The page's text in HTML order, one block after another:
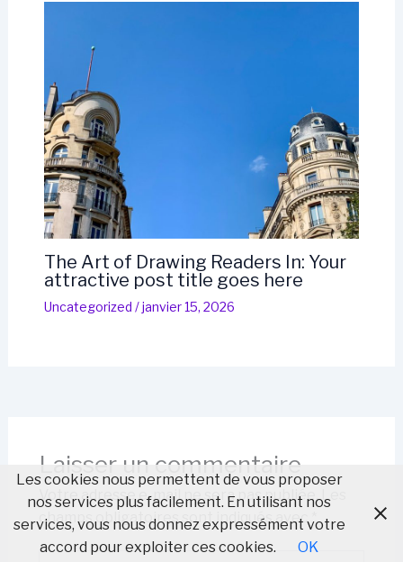
The Art of Drawing Readers In: Your
attractive post title goes here
Uncategorized /janvier 15, 2026
Laisser un commentaire
Votre adresse e-mail ne sera pas publiée.Les
champs obligatoires sont indiqués avec *
Les cookies nous permettent de vous proposer
nos services plus facilement. En utilisant nos
services, vous nous donnez expressément votre
accord pour exploiter ces cookies.
OK